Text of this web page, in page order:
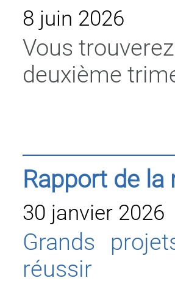
8 juin 2026
Vous
deuxième
Rapport de
30 janvier 2026
Grands
réussir